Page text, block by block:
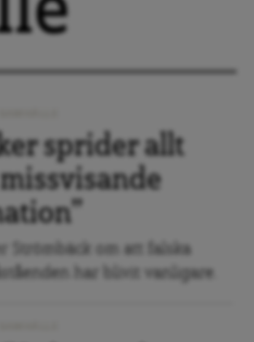
sprider allt
Strömbäck om att falska
har blivit vanligare.